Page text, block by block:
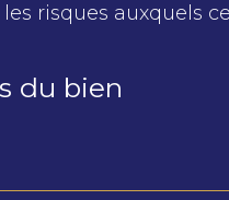
risques auxquels
du bien